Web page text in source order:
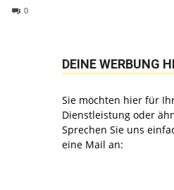
0
DEINE WERBUNG
Sie möchten hier für
Dienstleistung oder
Sprechen Sie uns
eine Mail an: